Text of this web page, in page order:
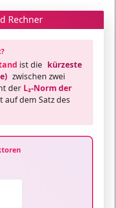
Rechner
ist die kürzeste
zwischen zwei
der L₂-Norm der
auf dem Satz des